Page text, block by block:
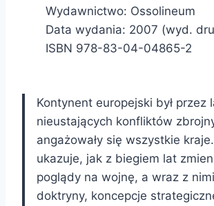
Wydawnictwo: Ossolineum
Data wydania: 2007 (wyd.
ISBN 978-83-04-04865-2
Kontynent europejski był przez
nieustających konfliktów
angażowały się wszystkie
ukazuje, jak z biegiem lat
poglądy na wojnę, a wraz z
doktryny, koncepcje